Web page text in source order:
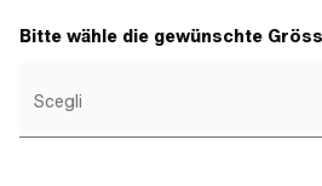
Bitte wähle die gewünschte
Scegli